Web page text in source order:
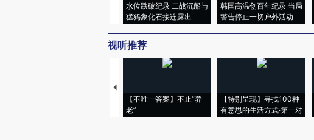
水位跌破纪录 二战沉船与
猛犸象化石接连露出
韩国高温创百年纪录 当局
警告停止一切户外活动
视听推荐
【不唯一答案】不止“养
老”
【特别呈现】寻找100种
有意思的生活方式·第一对